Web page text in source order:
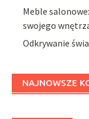
Meble
swojego
Odkrywanie
NAJNOWSZE